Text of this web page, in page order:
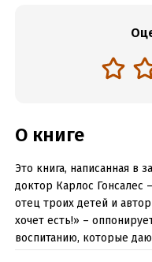
О книге
Это книга, написанная в
доктор Карлос Гонсалес
отец троих детей и
хочет есть!» –
воспитанию, которые